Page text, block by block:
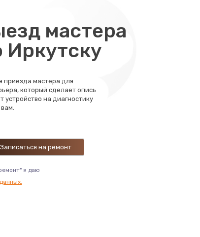
мастера
Иркутску
приезда мастера для
который сделает опись
устройство на диагностику
я даю